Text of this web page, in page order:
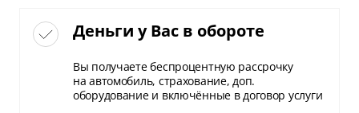
Деньги у Вас в обороте
Вы получаете беспроцентную рассрочку
на автомобиль, страхование, доп.
оборудование и включённые в договор услуги